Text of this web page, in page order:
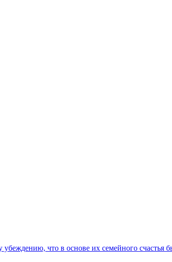
что в основе их семейного счастья